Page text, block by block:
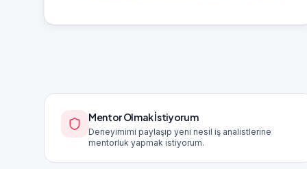
Mentor Olmak İstiyorum
Deneyimimi paylaşıp yeni nesil iş analistlerine
mentorluk yapmak istiyorum.